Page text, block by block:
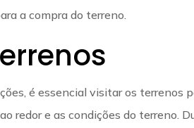
a compra do terreno.
é essencial visitar os terrenos
redor e as condições do terreno.